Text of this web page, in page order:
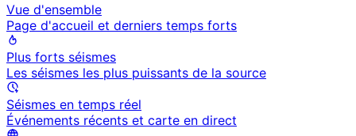
Vue d'ensemble
Page d'accueil et derniers temps forts
Plus forts séismes
Les séismes les plus puissants de la source
Séismes en temps réel
Événements récents et carte en direct